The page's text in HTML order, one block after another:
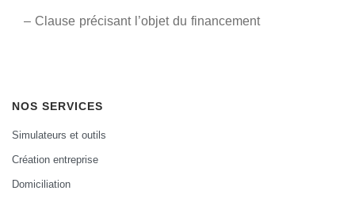
– Clause précisant l’objet du financement
NOS SERVICES
Simulateurs et outils
Création entreprise
Domiciliation